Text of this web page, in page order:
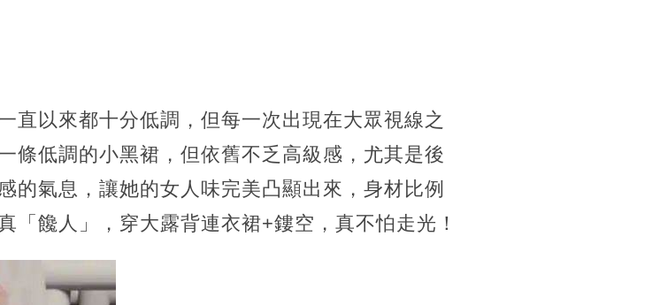
直以來都十分低調，但每一次出現在大眾視線之
條低調的小黑裙，但依舊不乏高級感， 尤其是後
的氣息，讓她的女人味完美凸顯出來，身材比例
「饞人」，穿大露背連衣裙+鏤空，真不怕走光！